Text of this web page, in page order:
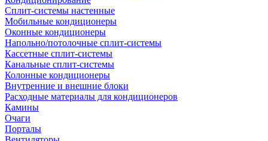
Сплит-системы настенные
Мобильные кондиционеры
Оконные кондиционеры
Напольно/потолочные сплит-системы
Кассетные сплит-системы
Канальные сплит-системы
Колонные кондиционеры
Внутренние и внешние блоки
Расходные материалы для кондиционеров
Камины
Очаги
Порталы